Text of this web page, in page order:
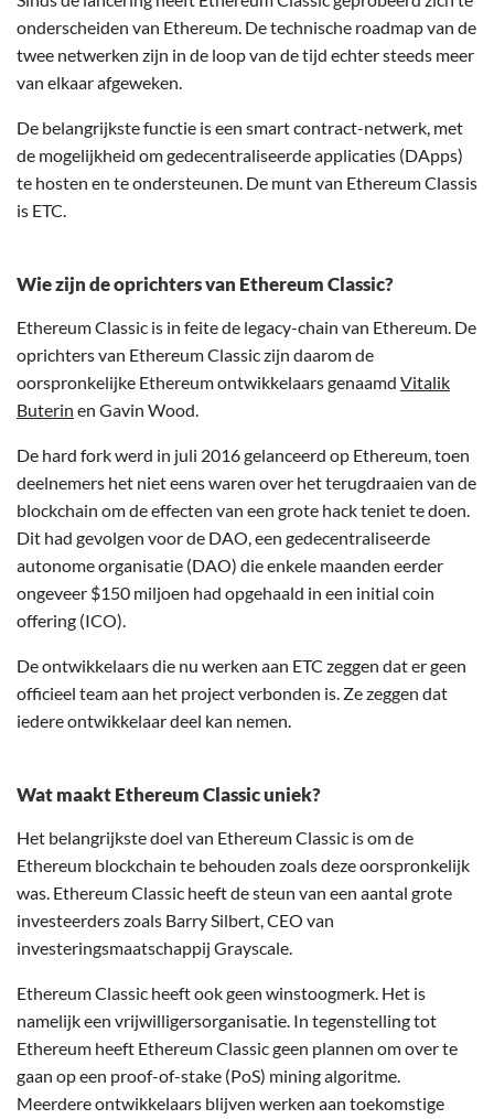
onderscheiden van Ethereum. De technische roadmap van de
twee netwerken zijn in de loop van de tijd echter steeds meer
van elkaar afgeweken.
De belangrijkste functie is een smart contract-netwerk, met
de mogelijkheid om gedecentraliseerde applicaties (DApps)
te hosten en te ondersteunen. De munt van Ethereum Classis
is ETC.
Wie zijn de oprichters van Ethereum Classic?
Ethereum Classic is in feite de legacy-chain van Ethereum. De
oprichters van Ethereum Classic zijn daarom de
oorspronkelijke Ethereum ontwikkelaars genaamd Vitalik
Buterin en Gavin Wood.
De hard fork werd in juli 2016 gelanceerd op Ethereum, toen
deelnemers het niet eens waren over het terugdraaien van de
blockchain om de effecten van een grote hack teniet te doen.
Dit had gevolgen voor de DAO, een gedecentraliseerde
autonome organisatie (DAO) die enkele maanden eerder
ongeveer $150 miljoen had opgehaald in een initial coin
offering (ICO).
De ontwikkelaars die nu werken aan ETC zeggen dat er geen
officieel team aan het project verbonden is. Ze zeggen dat
iedere ontwikkelaar deel kan nemen.
Wat maakt Ethereum Classic uniek?
Het belangrijkste doel van Ethereum Classic is om de
Ethereum blockchain te behouden zoals deze oorspronkelijk
was. Ethereum Classic heeft de steun van een aantal grote
investeerders zoals Barry Silbert, CEO van
investeringsmaatschappij Grayscale.
Ethereum Classic heeft ook geen winstoogmerk. Het is
namelijk een vrijwilligersorganisatie. In tegenstelling tot
Ethereum heeft Ethereum Classic geen plannen om over te
gaan op een proof-of-stake (PoS) mining algoritme.
Meerdere ontwikkelaars blijven werken aan toekomstige